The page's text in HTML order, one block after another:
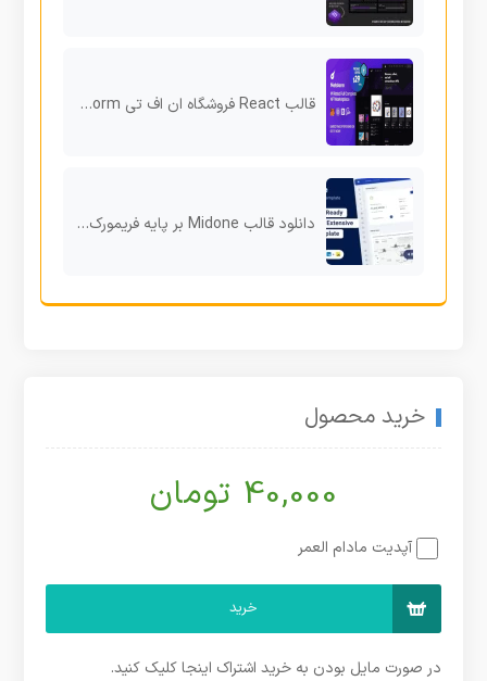
قالب React فروشگاه ان اف تی Netstorm
دانلود قالب Midone بر پایه فریمورک React.js
خرید محصول
40,000 تومان
آپدیت مادام العمر
خرید
در صورت مایل بودن به خرید اشتراک اینجا کلیک کنید.